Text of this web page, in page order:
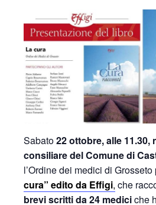
Sabato22 ottobre, alle 11.30,
consiliare del Comune di
l’Ordine dei medici di
cura” edito da Effigi, che
brevi scritti da 24 mediciche